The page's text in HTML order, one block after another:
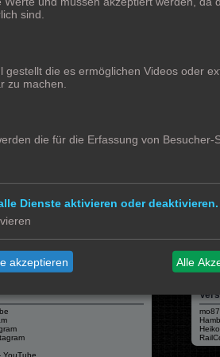
Alle
Forum Software © phpBB Limited
|Nutzungsbedingungen
sind.
gestellt die es ermöglichen Videos oder
zu machen.
die für die Erfassung von Besucher-
Dienste aktivieren oder deaktivieren.
akzeptieren Alle